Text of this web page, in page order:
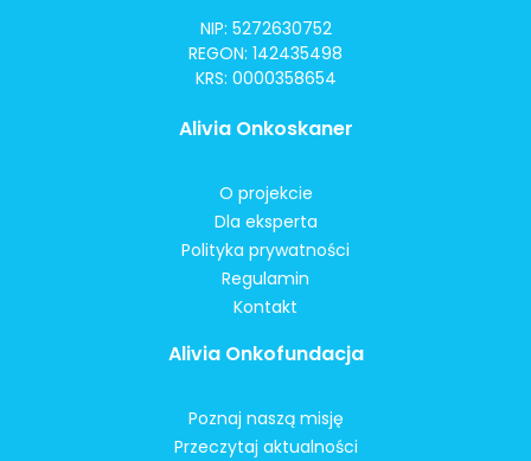
NIP: 5272630752
REGON: 142435498
KRS: 0000358654
Alivia Onkoskaner
O projekcie
Dla eksperta
Polityka prywatności
Regulamin
Kontakt
Alivia Onkofundacja
Poznaj naszą misję
Przeczytaj aktualności